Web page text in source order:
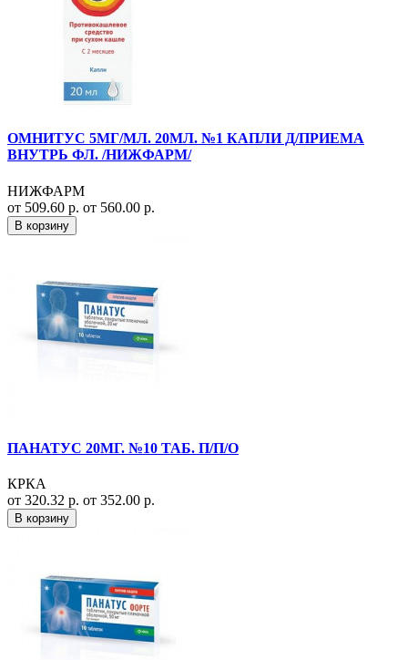
ОМНИТУС 5МГ/МЛ. 20МЛ. №1 КАПЛИ Д/ПРИЕМА
ВНУТРЬ ФЛ. /НИЖФАРМ/
НИЖФАРМ
от 509.60 р. от 560.00 р.
В корзину
ПАНАТУС 20МГ. №10 ТАБ. П/П/О
КРКА
от 320.32 р. от 352.00 р.
В корзину